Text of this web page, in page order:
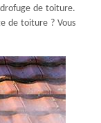
de toiture.
de toiture ? Vous